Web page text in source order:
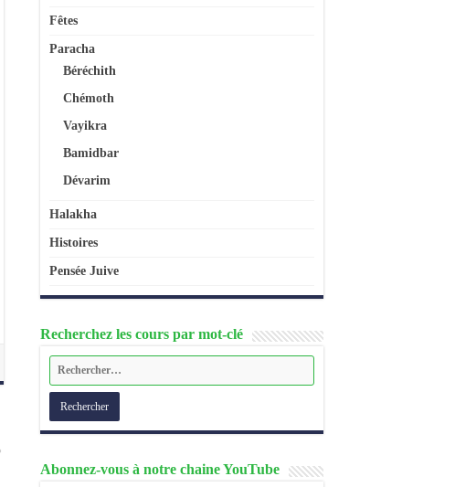
Fêtes
Paracha
Béréchith
Chémoth
Vayikra
Bamidbar
Dévarim
Halakha
Histoires
Pensée Juive
Recherchez les cours par mot-clé
Abonnez-vous à notre chaine YouTube